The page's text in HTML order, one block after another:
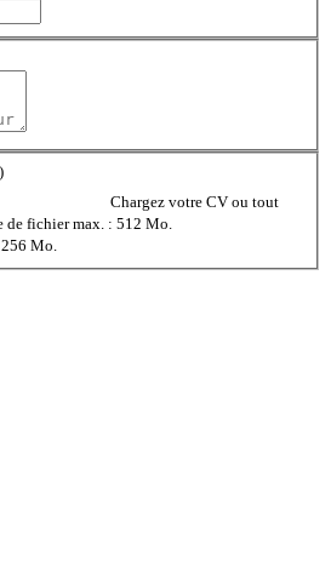
Chargez votre CV ou tout
de fichier max. : 512 Mo.
Mo.